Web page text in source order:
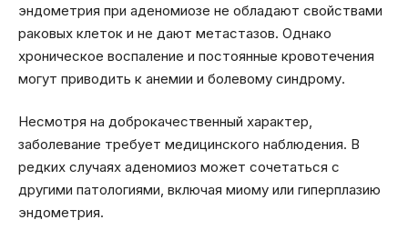
эндометрия при аденомиозе не обладают свойствами
раковых клеток и не дают метастазов. Однако
хроническое воспаление и постоянные кровотечения
могут приводить к анемии и болевому синдрому.
Несмотря на доброкачественный характер,
заболевание требует медицинского наблюдения. В
редких случаях аденомиоз может сочетаться с
другими патологиями, включая миому или гиперплазию
эндометрия.